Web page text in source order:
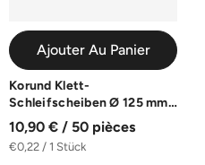
Ajouter Au Panier
Korund Klett-
Schleifscheiben Ø 125 mm
8-Loch | 50 Stück | K40-
K240
10,90 € / 50 pièces
€0,22 / 1 Stück